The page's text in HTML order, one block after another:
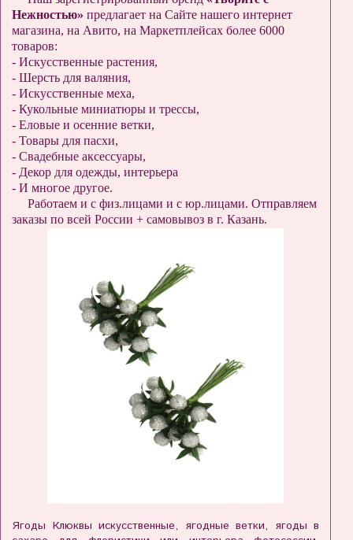
Нежностью» предлагает на Сайте нашего интернет
магазина, на Авито, на Маркетплейсах более 6000
товаров:
- Искусственные растения,
- Шерсть для валяния,
- Искусственные меха,
- Кукольные миниатюры и трессы,
- Еловые и осенние ветки,
- Товары для пасхи,
- Свадебные аксессуары,
- Декор для одежды, интерьера
- И многое другое.
Работаем и с физ.лицами и с юр.лицами. Отправляем
заказы по всей России + самовывоз в г. Казань.
Ягоды Клюквы искусственные, ягодные ветки, ягоды в